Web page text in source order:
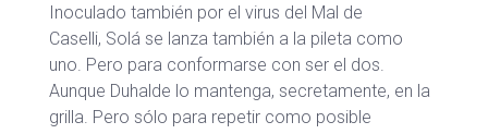
Inoculado también por el virus del Mal de
Caselli, Solá se lanza también a la pileta como
uno. Pero para conformarse con ser el dos.
Aunque Duhalde lo mantenga, secretamente, en la
grilla. Pero sólo para repetir como posible